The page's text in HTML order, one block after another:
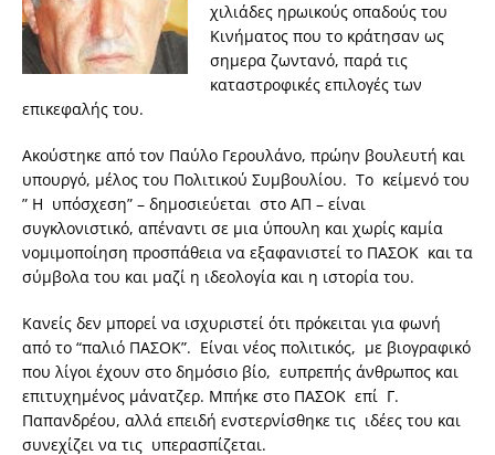
χιλιάδες ηρωικούς οπαδούς του
Κινήματος που το κράτησαν ως
σημερα ζωντανό, παρά τις
καταστροφικές επιλογές των
επικεφαλής του.
Ακούστηκε από τον Παύλο Γερουλάνο, πρώην βουλευτή και
υπουργό, μέλος του Πολιτικού Συμβουλίου. Το κείμενό του
” Η υπόσχεση” – δημοσιεύεται στο ΑΠ – είναι
συγκλονιστικό, απέναντι σε μια ύπουλη και χωρίς καμία
νομιμοποίηση προσπάθεια να εξαφανιστεί το ΠΑΣΟΚ και τα
σύμβολα του και μαζί η ιδεολογία και η ιστορία του.
Κανείς δεν μπορεί να ισχυριστεί ότι πρόκειται για φωνή
από το “παλιό ΠΑΣΟΚ”. Είναι νέος πολιτικός, με βιογραφικό
που λίγοι έχουν στο δημόσιο βίο, ευπρεπής άνθρωπος και
επιτυχημένος μάνατζερ. Μπήκε στο ΠΑΣΟΚ επί Γ.
Παπανδρέου, αλλά επειδή ενστερνίσθηκε τις ιδέες του και
συνεχίζει να τις υπερασπίζεται.